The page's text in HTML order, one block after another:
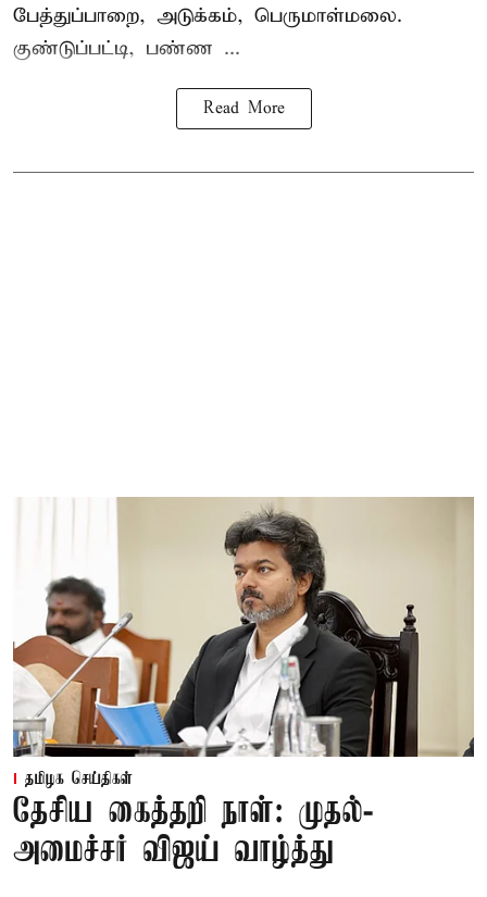
பேத்துப்பாறை, அடுக்கம், பெருமாள்மலை.
குண்டுப்பட்டி, பண்ண ...
Read More
தமிழக செய்திகள்
தேசிய கைத்தறி நாள்: முதல்-
அமைச்சர் விஜய் வாழ்த்து